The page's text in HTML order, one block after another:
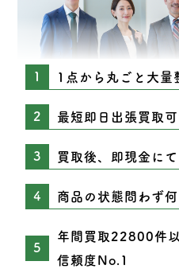
1点から丸ごと大量
最短即日出張買取可
買取後、即現金に
商品の状態問わず
年間買取22800件
信頼度No.1